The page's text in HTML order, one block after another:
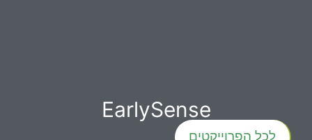
EarlySense
לכל הפרוייקטים